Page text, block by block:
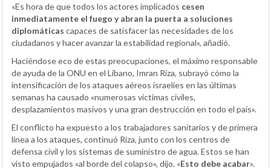
«Es hora de que todos los actores implicados cesen
inmediatamente el fuego y abran la puerta a soluciones
diplomáticas capaces de satisfacer las necesidades de los
ciudadanos y hacer avanzar la estabilidad regional», añadió.
Haciéndose eco de estas preocupaciones, el máximo responsable
de ayuda de la ONU en el Líbano, Imran Riza, subrayó cómo la
intensificación de los ataques aéreos israelíes en las últimas
semanas ha causado «numerosas víctimas civiles,
desplazamientos masivos y una gran destrucción en todo el país».
El conflicto ha expuesto a los trabajadores sanitarios y de primera
línea a los ataques, continuó Riza, junto con los centros de
defensa civil y los sistemas de suministro de agua. Estos se han
visto empujados «al borde del colapso», dijo. «Esto debe acabar».